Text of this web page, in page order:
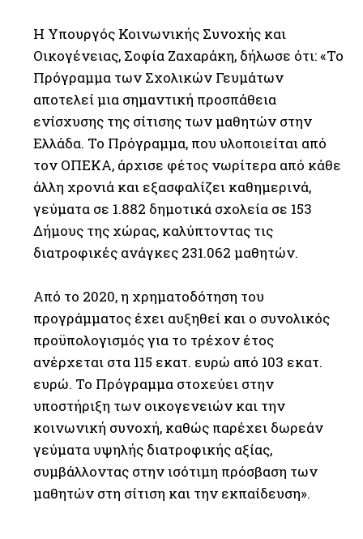
Η Υπουργός Κοινωνικής Συνοχής και
Οικογένειας, Σοφία Ζαχαράκη, δήλωσε ότι: «Το
Πρόγραμμα των Σχολικών Γευμάτων
αποτελεί μια σημαντική προσπάθεια
ενίσχυσης της σίτισης των μαθητών στην
Ελλάδα. Το Πρόγραμμα, που υλοποιείται από
τον ΟΠΕΚΑ, άρχισε φέτος νωρίτερα από κάθε
άλλη χρονιά και εξασφαλίζει καθημερινά,
γεύματα σε 1.882 δημοτικά σχολεία σε 153
Δήμους της χώρας, καλύπτοντας τις
διατροφικές ανάγκες 231.062 μαθητών.
Από το 2020, η χρηματοδότηση του
προγράμματος έχει αυξηθεί και ο συνολικός
προϋπολογισμός για το τρέχον έτος
ανέρχεται στα 115 εκατ. ευρώ από 103 εκατ.
ευρώ. Το Πρόγραμμα στοχεύει στην
υποστήριξη των οικογενειών και την
κοινωνική συνοχή, καθώς παρέχει δωρεάν
γεύματα υψηλής διατροφικής αξίας,
συμβάλλοντας στην ισότιμη πρόσβαση των
μαθητών στη σίτιση και την εκπαίδευση».